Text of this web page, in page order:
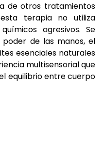
de otros tratamientos
terapia no utiliza
agresivos. Se
de las manos, el
esenciales naturales
multisensorial que
equilibrio entre cuerpo